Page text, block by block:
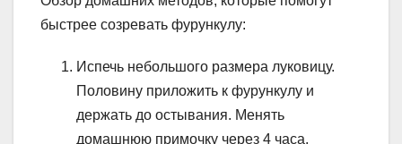
быстрее созревать фурункулу:
Испечь небольшого размера луковицу.
Половину приложить к фурункулу и
держать до остывания. Менять
домашнюю примочку через 4 часа.